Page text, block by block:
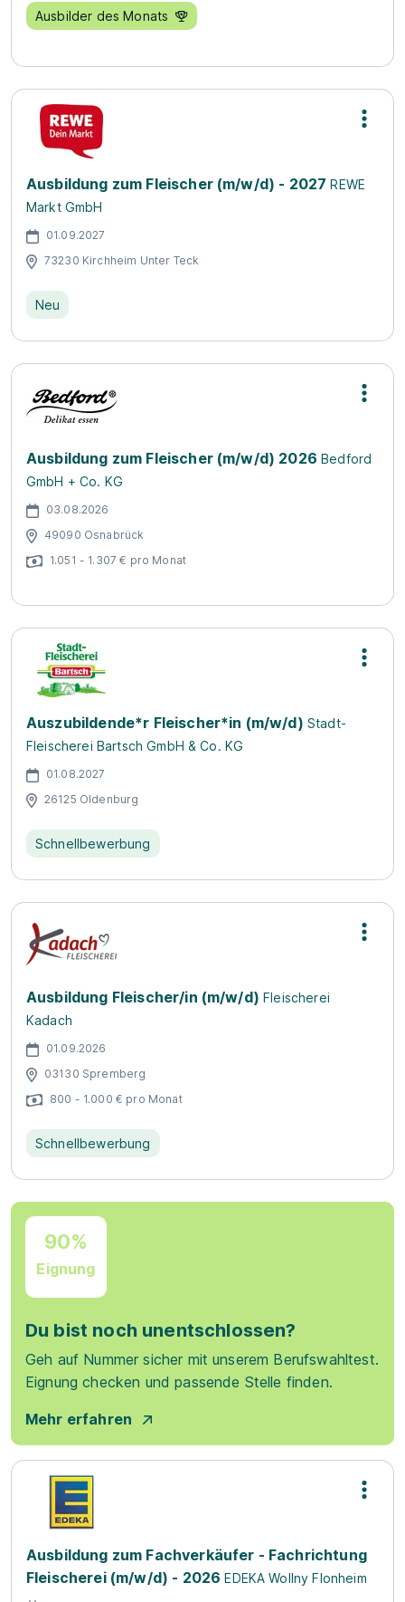
Ausbilder des Monats
Ausbildung zum Fleischer (m/w/d) - 2027 REWE
Markt GmbH
01.09.2027
73230 Kirchheim Unter Teck
Neu
Ausbildung zum Fleischer (m/w/d) 2026 Bedford
GmbH + Co. KG
03.08.2026
49090 Osnabrück
1.051 - 1.307 € pro Monat
Auszubildende*r Fleischer*in (m/w/d) Stadt-
Fleischerei Bartsch GmbH & Co. KG
01.08.2027
26125 Oldenburg
Schnellbewerbung
Ausbildung Fleischer/in (m/w/d) Fleischerei
Kadach
01.09.2026
03130 Spremberg
800 - 1.000 € pro Monat
Schnellbewerbung
90%
Eignung
Du bist noch unentschlossen?
Geh auf Nummer sicher mit unserem Berufswahltest.
Eignung checken und passende Stelle finden.
Mehr erfahren
Ausbildung zum Fachverkäufer - Fachrichtung
Fleischerei (m/w/d) - 2026 EDEKA Wollny Flonheim